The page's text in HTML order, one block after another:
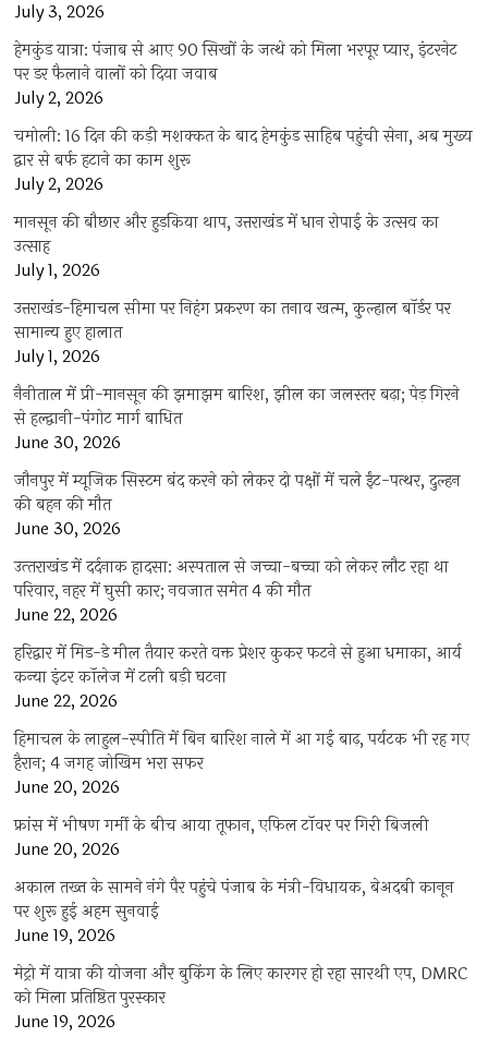
July 3, 2026
हेमकुंड यात्रा: पंजाब से आए 90 सिखों के जत्थे को मिला भरपूर प्यार, इंटरनेट
पर डर फैलाने वालों को दिया जवाब
July 2, 2026
चमोली: 16 दिन की कड़ी मशक्कत के बाद हेमकुंड साहिब पहुंची सेना, अब मुख्य
द्वार से बर्फ हटाने का काम शुरू
July 2, 2026
मानसून की बौछार और हुड़किया थाप, उत्तराखंड में धान रोपाई के उत्सव का
उत्साह
July 1, 2026
उत्तराखंड-हिमाचल सीमा पर निहंग प्रकरण का तनाव खत्म, कुल्हाल बॉर्डर पर
सामान्य हुए हालात
July 1, 2026
नैनीताल में प्री-मानसून की झमाझम बारिश, झील का जलस्तर बढ़ा; पेड़ गिरने
से हल्द्वानी-पंगोट मार्ग बाधित
June 30, 2026
जौनपुर में म्यूजिक सिस्टम बंद करने को लेकर दो पक्षों में चले ईंट-पत्थर, दुल्हन
की बहन की मौत
June 30, 2026
उत्‍तराखंड में दर्दनाक हादसा: अस्पताल से जच्चा-बच्चा को लेकर लौट रहा था
परिवार, नहर में घुसी कार; नवजात समेत 4 की मौत
June 22, 2026
हरिद्वार में मिड-डे मील तैयार करते वक्त प्रेशर कुकर फटने से हुआ धमाका, आर्य
कन्या इंटर कॉलेज में टली बड़ी घटना
June 22, 2026
हिमाचल के लाहुल-स्पीति में बिन बारिश नाले में आ गई बाढ़, पर्यटक भी रह गए
हैरान; 4 जगह जोखिम भरा सफर
June 20, 2026
फ्रांस में भीषण गर्मी के बीच आया तूफान, एफिल टॉवर पर गिरी बिजली
June 20, 2026
अकाल तख्त के सामने नंगे पैर पहुंचे पंजाब के मंत्री-विधायक, बेअदबी कानून
पर शुरू हुई अहम सुनवाई
June 19, 2026
मेट्रो में यात्रा की योजना और बुकिंग के लिए कारगर हो रहा सारथी एप, DMRC
को मिला प्रतिष्ठित पुरस्कार
June 19, 2026